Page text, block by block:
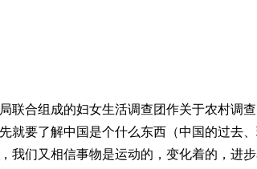
合组成的妇女生活调查团作关于农村调查
就要了解中国是个什么东西（中国的过去
我们又相信事物是运动的，变化着的，进